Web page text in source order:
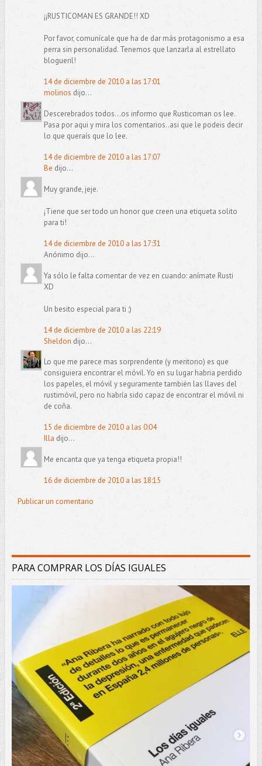
¡¡RUSTICOMAN ES GRANDE!! XD
Por favor, comunícale que ha de dar más protagonismo a esa
perra sin personalidad. Tenemos que lanzarla al estrellato
blogueril!
14 de diciembre de 2010 a las 17:01
molinos dijo...
Descerebrados todos...os informo que Rusticoman os lee.
Pasa por aqui y mira los comentarios..asi que le podeis decir
lo que queraís que lo lee.
14 de diciembre de 2010 a las 17:07
Be dijo...
Muy grande, jeje.
¡Tiene que ser todo un honor que creen una etiqueta solito
para ti!
14 de diciembre de 2010 a las 17:31
Anónimo dijo...
Ya sólo le falta comentar de vez en cuando: anímate Rusti
XD
Un besito especial para ti ;)
14 de diciembre de 2010 a las 22:19
Sheldon dijo...
Lo que me parece mas sorprendente (y meritorio) es que
consiguiera encontrar el móvil. Yo en su lugar habria perdido
los papeles, el móvil y seguramente también las llaves del
rustimóvil, pero no habría sido capaz de encontrar el móvil ni
de coña.
15 de diciembre de 2010 a las 0:04
Illa dijo...
Me encanta que ya tenga etiqueta propia!!
16 de diciembre de 2010 a las 18:15
Publicar un comentario
PARA COMPRAR LOS DÍAS IGUALES